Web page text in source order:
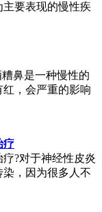
要表现的慢性疾
鼻是一种慢性的
，会严重的影响
疗
?对于神经性皮炎
，因为很多人不